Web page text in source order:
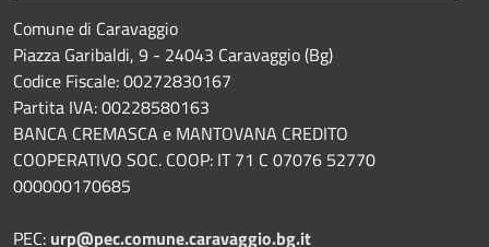
Comune di Caravaggio
Piazza Garibaldi, 9 - 24043 Caravaggio (Bg)
Codice Fiscale: 00272830167
Partita IVA: 00228580163
BANCA CREMASCA e MANTOVANA CREDITO
COOPERATIVO SOC. COOP: IT 71 C 07076 52770
000000170685
PEC: urp@pec.comune.caravaggio.bg.it